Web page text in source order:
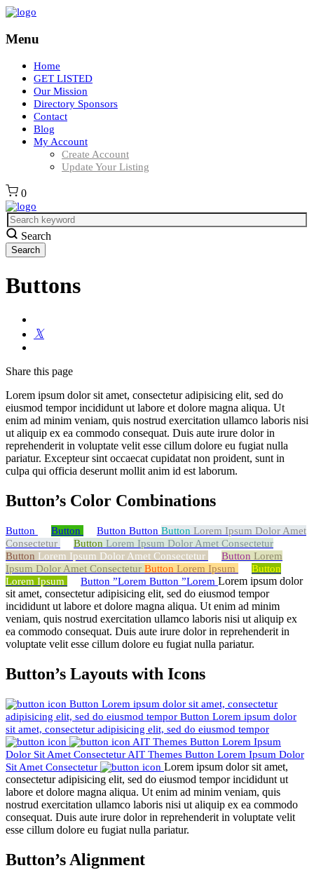
Menu
Home
GET LISTED
Our Mission
Directory Sponsors
Contact
Blog
My Account
Create Account
Update Your Listing
0
Search
Buttons
Share this page
Lorem ipsum dolor sit amet, consectetur adipisicing elit, sed do
eiusmod tempor incididunt ut labore et dolore magna aliqua. Ut
enim ad minim veniam, quis nostrud exercitation ullamco laboris nisi
ut aliquip ex ea commodo consequat. Duis aute irure dolor in
reprehenderit in voluptate velit esse cillum dolore eu fugiat nulla
pariatur. Excepteur sint occaecat cupidatat non proident, sunt in
culpa qui officia deserunt mollit anim id est laborum.
Button’s Color Combinations
Button Button Button Button Button Lorem Ipsum Dolor Amet
Consectetur
Button Lorem Ipsum Dolor Amet Consectetur
Button Lorem Ipsum Dolor Amet Consectetur Button Lorem
Ipsum Dolor Amet Consectetur Button Lorem Ipsum
Button
Lorem Ipsum
Button ”Lorem Button ”Lorem Lorem ipsum dolor
sit amet, consectetur adipisicing elit, sed do eiusmod tempor
incididunt ut labore et dolore magna aliqua. Ut enim ad minim
veniam, quis nostrud exercitation ullamco laboris nisi ut aliquip ex
ea commodo consequat. Duis aute irure dolor in reprehenderit in
voluptate velit esse cillum dolore eu fugiat nulla pariatur.
Button’s Layouts with Icons
Button Lorem ipsum dolor sit amet, consectetur
adipisicing elit, sed do eiusmod tempor Button Lorem ipsum dolor
sit amet, consectetur adipisicing elit, sed do eiusmod tempor
AIT Themes Button Lorem Ipsum
Dolor Sit Amet Consectetur AIT Themes Button Lorem Ipsum Dolor
Sit Amet Consectetur
Lorem ipsum dolor sit amet,
consectetur adipisicing elit, sed do eiusmod tempor incididunt ut
labore et dolore magna aliqua. Ut enim ad minim veniam, quis
nostrud exercitation ullamco laboris nisi ut aliquip ex ea commodo
consequat. Duis aute irure dolor in reprehenderit in voluptate velit
esse cillum dolore eu fugiat nulla pariatur.
Button’s Alignment